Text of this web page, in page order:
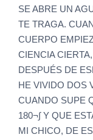
SE ABRE UN
TE TRAGA.
CUERPO
CIENCIA
DESPUÉS DE
HE VIVIDO DOS
CUANDO SUPE
180¬∫ Y QUE
MI CHICO, DE